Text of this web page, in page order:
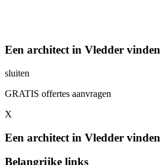
Een architect in Vledder vinden
sluiten
GRATIS offertes aanvragen
X
Een architect in Vledder vinden
Belangrijke links